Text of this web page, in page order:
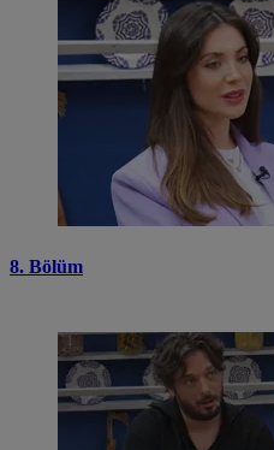
8. Bölüm